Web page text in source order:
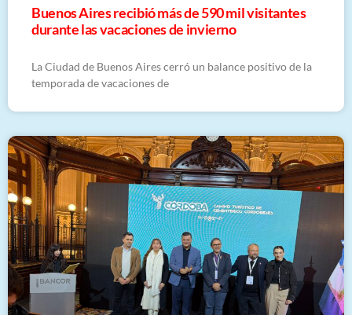
Buenos Aires recibió más de 590 mil visitantes
durante las vacaciones de invierno
La Ciudad de Buenos Aires cerró un balance positivo de la
temporada de vacaciones de